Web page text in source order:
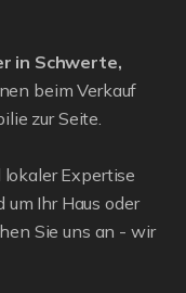
in Schwerte,
beim Verkauf
zur Seite.
Expertise
Ihr Haus oder
Sie uns an - wir